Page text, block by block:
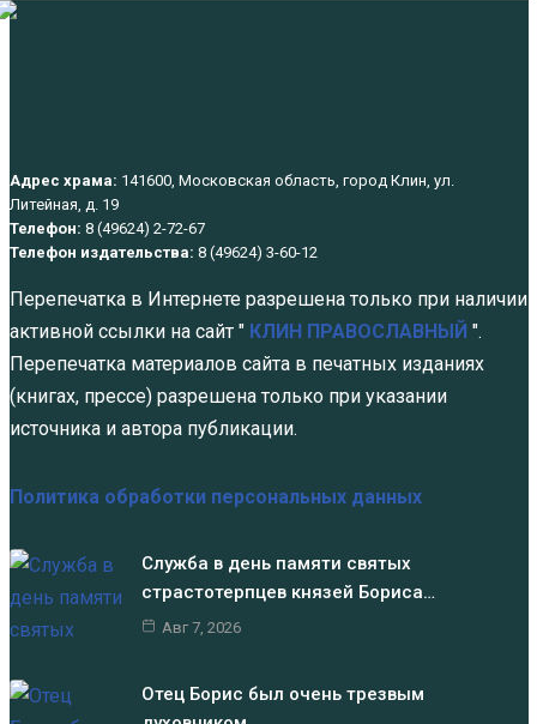
Адрес храма: 141600, Московская область, город Клин, ул.
Литейная, д. 19
Телефон: 8 (49624) 2-72-67
Телефон издательства: 8 (49624) 3-60-12
Перепечатка в Интернете разрешена только при наличии
активной ссылки на сайт " КЛИН ПРАВОСЛАВНЫЙ ".
Перепечатка материалов сайта в печатных изданиях
(книгах, прессе) разрешена только при указании
источника и автора публикации.
Политика обработки персональных данных
Служба в день памяти святых
страстотерпцев князей Бориса…
Авг 7, 2026
Отец Борис был очень трезвым